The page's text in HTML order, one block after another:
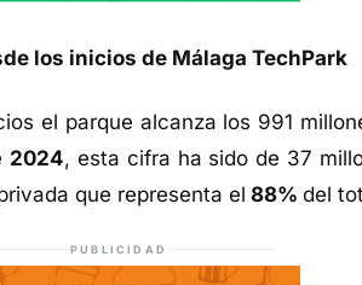
los inicios de Málaga TechPark
el parque alcanza los 991
2024, esta cifra ha sido de 37
que representa el 88% del
PUBLICIDAD